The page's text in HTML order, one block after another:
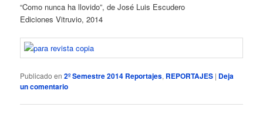
“Como nunca ha llovido”, de José Luis Escudero
Ediciones Vitruvio, 2014
Publicado en 2º Semestre 2014 Reportajes, REPORTAJES | Deja
un comentario